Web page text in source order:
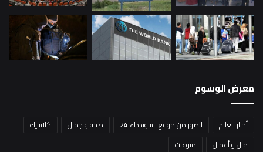
معرض الوسوم
أخبار العالم الصور من موقع السويدداء 24 صحة و جمال
كلاسيك
مال و أعمال
منوعات